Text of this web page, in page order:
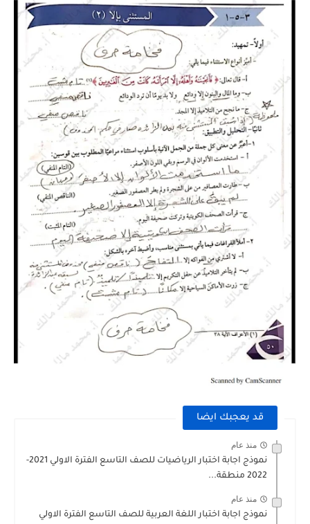
قد يعجبك ايضا
منذ عام
نموذج اجابة اختبار الرياضيات للصف التاسع الفترة الاولي 2021-
2022 منطقة...
منذ عام
نموذج اجابة اختبار اللغة العربية للصف التاسع الفترة الاولي